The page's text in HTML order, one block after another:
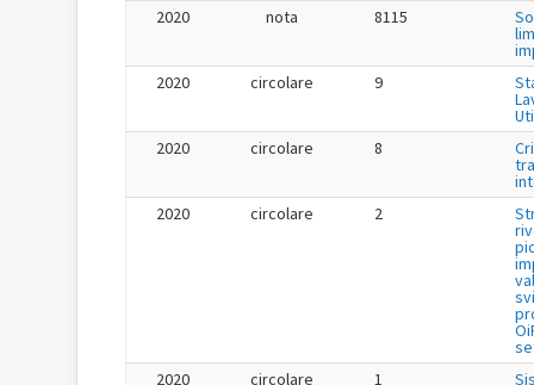
2020
nota 8115
2020
circolare 9
2020
circolare 8
2020
circolare 2
2020
circolare 1